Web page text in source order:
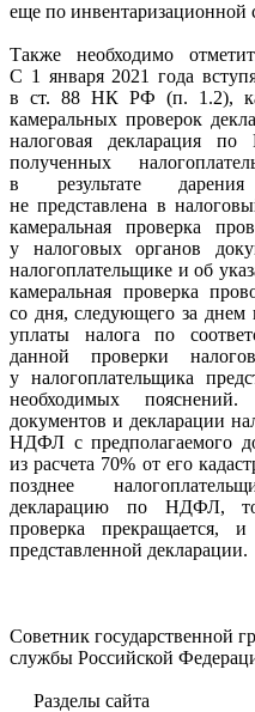
еще по инвентаризационной
Также необходимо
С 1 января 2021 года
в ст. 88 НК РФ (п. 1.2),
камеральных проверок
налоговая декларация
полученных
в результате
не представлена в
камеральная проверка
у налоговых органов
налогоплательщике и об
камеральная проверка
со дня, следующего за днем
уплаты налога по
данной проверки
у налогоплательщика
необходимых
документов и декларации
НДФЛ с предполагаемого
из расчета 70% от его
позднее
декларацию по НДФЛ, то
проверка прекращается,
представленной декларации.
Советник государственной
службы Российской
Разделы сайта